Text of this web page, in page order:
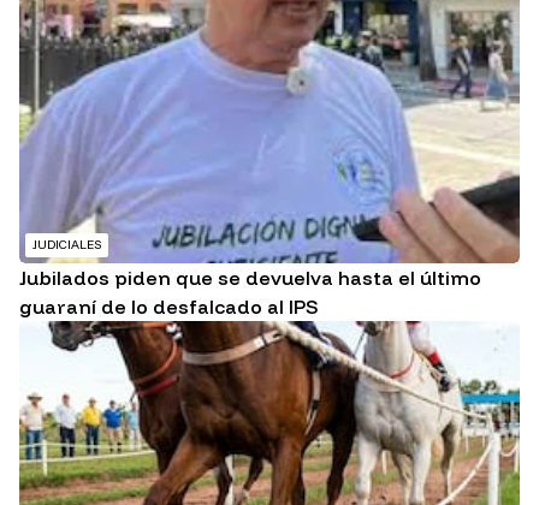
JUDICIALES
Jubilados piden que se devuelva hasta el último
guaraní de lo desfalcado al IPS